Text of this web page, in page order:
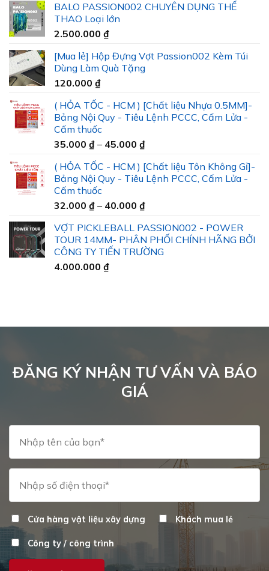
BALO PASSION002 CHUYÊN DỤNG THỂ
THAO Loại lớn
2.500.000 ₫
[Mua lẻ] Hộp Đựng Vợt Passion002 Kèm Túi
Dùng Làm Quà Tặng
120.000 ₫
( HỎA TỐC - HCM ) [Chất liệu Nhựa 0.5MM]-
Bảng Nội Quy - Tiêu Lệnh PCCC, Cấm Lửa -
Cấm thuốc
35.000 ₫ – 45.000 ₫Khoảng
từ
35.000 ₫
45.000 ₫
( HỎA TỐC - HCM ) [Chất liệu Tôn Không Gỉ]-
Bảng Nội Quy - Tiêu Lệnh PCCC, Cấm Lửa -
Cấm thuốc
32.000 ₫ – 40.000 ₫Khoảng
từ
32.000 ₫
đến
VỢT PICKLEBALL PASSION002 - POWER
TOUR 14MM- PHÂN PHỐI CHÍNH HÃNG BỞI
CÔNG TY TIẾN TRƯỜNG
4.000.000 ₫
ĐĂNG KÝ NHẬN TƯ VẤN VÀ BÁO
GIÁ
Cửa hàng vật liệu xây dựng Khách mua lẻ
Công ty / công trình